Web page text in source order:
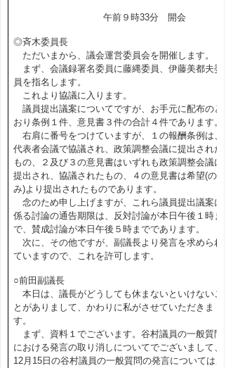
午前９時33分 開会
◎斉木委員長
ただいまから、議会運営委員会を開催します。
まず、会議録署名委員に藤縄委員、伊藤美都夫委
員を指名します。
これより協議に入ります。
議員提出議案についてですが、お手元に配布のと
おり条例１件、意見書３件の合計４件であります。
右肩に番号をつけていますが、１の報酬条例は、
代表者会議で協議され、政策調整会議に提出された
もの、２及び３の意見書はいずれも政策調整会議に
提出され、協議されたもの、４の意見書は希望(のぞ
み)より提出されたものであります。
念のため申し上げますが、これら議員提出議案に
係る討論の通告期限は、反対討論が本日午後１時ま
で、賛成討論が本日午後５時までであります。
次に、その他ですが、副議長より発言を求められ
ていますので、これを許可します。
○前田副議長
本日は、議長がどうしても休まないといけないこ
とがありまして、かわりに私がさせていただきま
す。
まず、資料１でございます。谷村議員の一般質問
における発言の取り消しについてでございまして、
12月15日の谷村議員の一般質問の発言については、